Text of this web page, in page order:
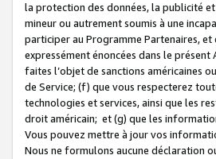
la protection des données, la publicité
mineur ou autrement soumis à une
participer au Programme Partenaires,
expressément énoncées dans le présent
faites l’objet de sanctions américaines
de Service; (f) que vous respecterez
technologies et services, ainsi que les
droit américain; et (g) que les
Vous pouvez mettre à jour vos
Nous ne formulons aucune déclaration